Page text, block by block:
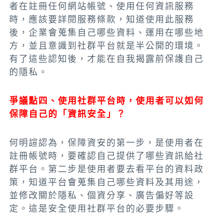
者在註冊任何網站帳號、使用任何資訊服務
時，應該要詳閱服務條款，知道使用此服務
後，企業會蒐集自己哪些資料、運用在哪些地
方，並且意識到社群平台就是半公開的環境。
有了這些認知後，才能在自我揭露前保護自己
的隱私。
爭議點四、使用社群平台時，使用者可以如何
保障自己的「資訊安全」？
何明諠認為，保障資安的第一步，是使用者在
註冊帳號時，要確認自己提供了哪些資訊給社
群平台。第二步是使用者要去看平台的資料政
策，知道平台會蒐集自己哪些資料及其用途，
並修改關於隱私、個資分享、廣告偏好等設
定。這是安全使用社群平台的必要步驟。